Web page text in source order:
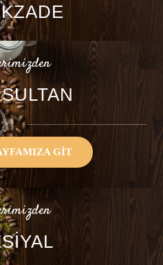
GIT